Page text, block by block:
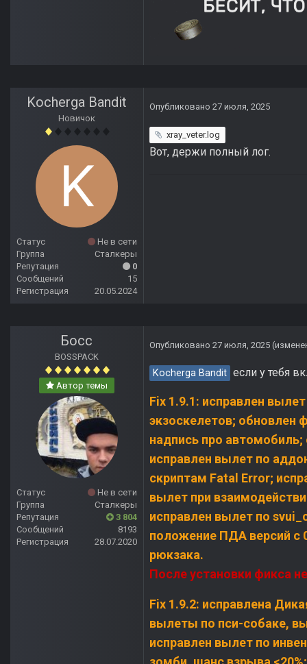
Kocherga Bandit
Новичок
Статус
Не в сети
Группа
Сталкеры
Репутация
0
Сообщений
15
Регистрация
20.05.2024
Опубликовано 27 июля, 2025
xray_veter.log
Вот, держи полный лог.
Босс
BOSSPACK
Автор темы
Статус
Не в сети
Группа
Сталкеры
Репутация
3 804
Сообщений
8193
Регистрация
28.07.2020
Опубликовано 27 июля, 2025
Kocherga Bandit если у тебя
Fix 1.9.1: исправлен
экзоскелетов; обновлен
надпись про
исправлен вылет по
скриптам Fatal Error;
вылет при
исправлен вылет по
положение ПДА версий с
рюкзака.
После установки фикса
Fix 1.9.2: исправлена
вылеты по пси-собаке,
исправлен вылет по